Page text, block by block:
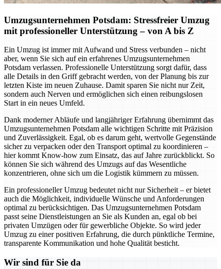
Umzugsunternehmen Potsdam: Stressfreier Umzug
mit professioneller Unterstützung – von A bis Z
Ein Umzug ist immer mit Aufwand und Stress verbunden – nicht
aber, wenn Sie sich auf ein erfahrenes Umzugsunternehmen
Potsdam verlassen. Professionelle Unterstützung sorgt dafür, dass
alle Details in den Griff gebracht werden, von der Planung bis zur
letzten Kiste im neuen Zuhause. Damit sparen Sie nicht nur Zeit,
sondern auch Nerven und ermöglichen sich einen reibungslosen
Start in ein neues Umfeld.
Dank moderner Abläufe und langjähriger Erfahrung übernimmt das
Umzugsunternehmen Potsdam alle wichtigen Schritte mit Präzision
und Zuverlässigkeit. Egal, ob es darum geht, wertvolle Gegenstände
sicher zu verpacken oder den Transport optimal zu koordinieren –
hier kommt Know-how zum Einsatz, das auf Jahre zurückblickt. So
können Sie sich während des Umzugs auf das Wesentliche
konzentrieren, ohne sich um die Logistik kümmern zu müssen.
Ein professioneller Umzug bedeutet nicht nur Sicherheit – er bietet
auch die Möglichkeit, individuelle Wünsche und Anforderungen
optimal zu berücksichtigen. Das Umzugsunternehmen Potsdam
passt seine Dienstleistungen an Sie als Kunden an, egal ob bei
privaten Umzügen oder für gewerbliche Objekte. So wird jeder
Umzug zu einer positiven Erfahrung, die durch pünktliche Termine,
transparente Kommunikation und hohe Qualität besticht.
Wir sind für Sie da